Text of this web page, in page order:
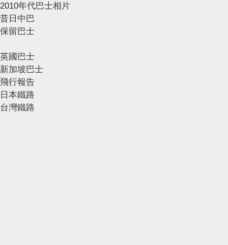
2010年代巴士相片
昔日中巴
保留巴士
英國巴士
新加坡巴士
飛行報告
日本鐵路
台灣鐵路